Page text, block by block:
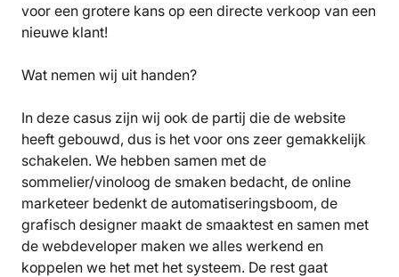
voor een grotere kans op een directe verkoop van een
nieuwe klant!
Wat nemen wij uit handen?
In deze casus zijn wij ook de partij die de website
heeft gebouwd, dus is het voor ons zeer gemakkelijk
schakelen. We hebben samen met de
sommelier/vinoloog de smaken bedacht, de online
marketeer bedenkt de automatiseringsboom, de
grafisch designer maakt de smaaktest en samen met
de webdeveloper maken we alles werkend en
koppelen we het met het systeem. De rest gaat